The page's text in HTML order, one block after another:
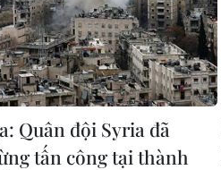
Quân đội Syria đã
tấn công tại thành